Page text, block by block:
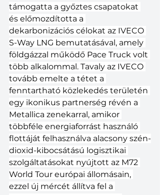
támogatta a győztes csapatokat
és előmozdította a
dekarbonizációs célokat az IVECO
S-Way LNG bemutatásával, amely
földgázzal működő Pace Truck volt
több alkalommal. Tavaly az IVECO
tovább emelte a tétet a
fenntartható közlekedés területén
egy ikonikus partnerség révén a
Metallica zenekarral, amikor
többféle energiaforrást használó
flottáját felhasználva alacsony szén-
dioxid-kibocsátású logisztikai
szolgáltatásokat nyújtott az M72
World Tour európai állomásain,
ezzel új mércét állítva fel a